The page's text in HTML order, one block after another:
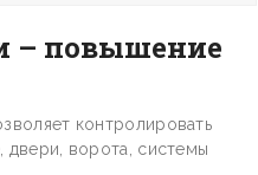
– повышение
контролировать
ворота, системы